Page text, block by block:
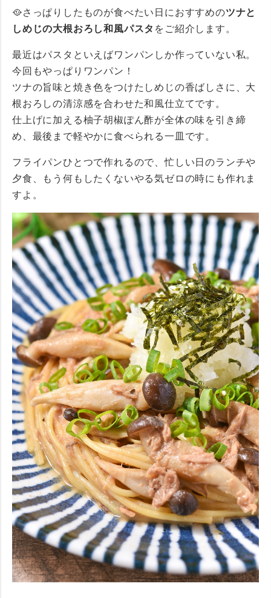
🥘さっぱりしたものが食べたい日におすすめのツナと
しめじの大根おろし和風パスタ をご紹介します。
最近はパスタといえばワンパンしか作っていない私。
今回もやっぱりワンパン！
ツナの旨味と焼き色をつけたしめじの香ばしさに、大
根おろしの清涼感を合わせた和風仕立てです。
仕上げに加える柚子胡椒ぽん酢が全体の味を引き締
め、最後まで軽やかに食べられる一皿です。
フライパンひとつで作れるので、忙しい日のランチや
夕食、もう何もしたくないやる気ゼロの時にも作れま
すよ。